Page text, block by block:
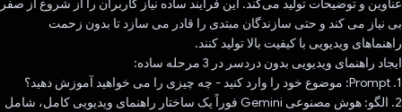
عناوین و توضیحات تولید می‌کند. این فرآیند ساده نیاز کاربران را از شروع از صفر
بی نیاز می کند و حتی سازندگان مبتدی را قادر می سازد تا بدون زحمت
راهنماهای ویدیویی با کیفیت بالا تولید کنند.
ایجاد راهنمای ویدیویی بدون دردسر در 3 مرحله ساده:
1. Prompt: موضوع خود را وارد کنید - چه چیزی را می خواهید آموزش دهید؟
2. الگو: هوش مصنوعی Gemini فوراً یک ساختار راهنمای ویدیویی کامل، شامل